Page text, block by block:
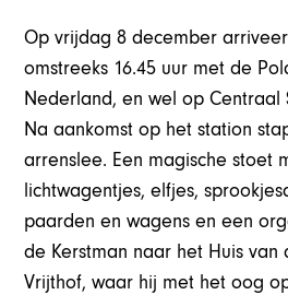
Op vrijdag 8 december
omstreeks 16.45 uur met de
Nederland, en wel op Centraal
Na aankomst op het station
arrenslee. Een magische stoet
lichtwagentjes, elfjes,
paarden en wagens en een
de Kerstman naar het Huis van
Vrijthof, waar hij met het oog